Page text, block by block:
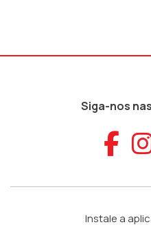
Siga-nos
Instale a